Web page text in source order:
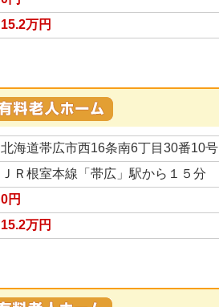
15.2万円
北海道帯広市西16条南6丁目30番10号
ＪＲ根室本線「帯広」駅から１５分
0円
15.2万円